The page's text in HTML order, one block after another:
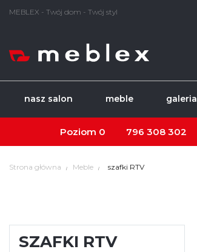
MEBLEX - Twój dom - Twój styl
nasz salon meble galeria
Poziom 0 796 308 302
Strona główna Meble szafki RTV
SZAFKI RTV